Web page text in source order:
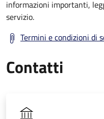
informazioni importanti,
servizio.
Termini e condizioni di
Contatti